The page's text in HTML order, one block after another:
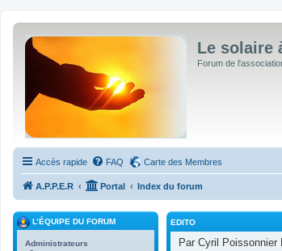
Le solaire
Forum de
Accès rapide FAQ Carte des Membres
A.P.P.E.R Portal Index du forum
EDITO
Par Cyril Poissonnier
L’ÉQUIPE DU FORUM
Administrateurs